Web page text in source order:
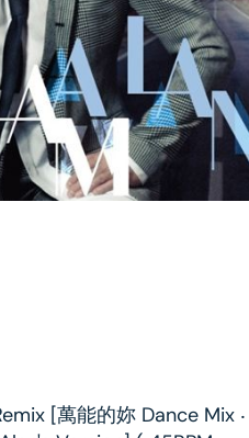
1
in
gallery
view